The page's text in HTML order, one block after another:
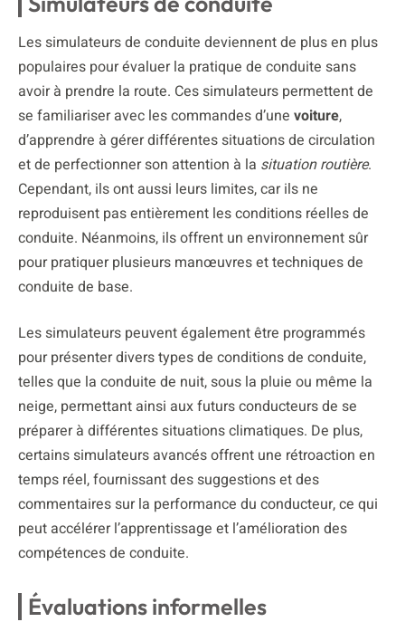
Les simulateurs de conduite deviennent de plus en plus
populaires pour évaluer la pratique de conduite sans
avoir à prendre la route. Ces simulateurs permettent de
se familiariser avec les commandes d’une voiture,
d’apprendre à gérer différentes situations de circulation
et de perfectionner son attention à la situation routière.
Cependant, ils ont aussi leurs limites, car ils ne
reproduisent pas entièrement les conditions réelles de
conduite. Néanmoins, ils offrent un environnement sûr
pour pratiquer plusieurs manœuvres et techniques de
conduite de base.
Les simulateurs peuvent également être programmés
pour présenter divers types de conditions de conduite,
telles que la conduite de nuit, sous la pluie ou même la
neige, permettant ainsi aux futurs conducteurs de se
préparer à différentes situations climatiques. De plus,
certains simulateurs avancés offrent une rétroaction en
temps réel, fournissant des suggestions et des
commentaires sur la performance du conducteur, ce qui
peut accélérer l’apprentissage et l’amélioration des
compétences de conduite.
Évaluations informelles